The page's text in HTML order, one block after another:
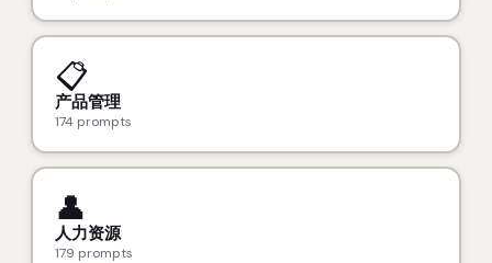
📋
产品管理
174 prompts
👤
人力资源
179 prompts